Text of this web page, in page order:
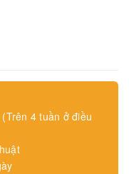
4 tuần ở điều